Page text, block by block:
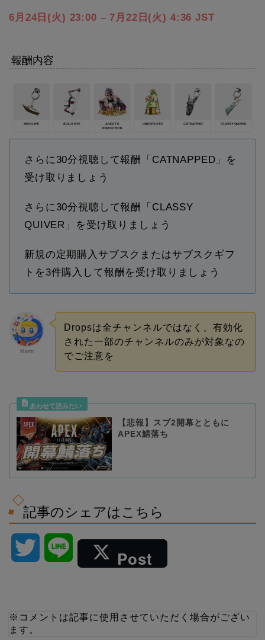
6月24日(火) 23:00 – 7月22日(火) 4:36 JST
報酬内容
さらに30分視聴して報酬「CATNAPPED」を
受け取りましょう
さらに30分視聴して報酬「CLASSY
QUIVER」を受け取りましょう
新規の定期購入サブスクまたはサブスクギフ
トを3件購入して報酬を受け取りましょう
Marin
Dropsは全チャンネルではなく、有効化
された一部のチャンネルのみが対象なの
でご注意を
【悲報】スプ2開幕とともに
APEX鯖落ち
記事のシェアはこちら
Post
※コメントは記事に使用させていただく場合がござい
ます。